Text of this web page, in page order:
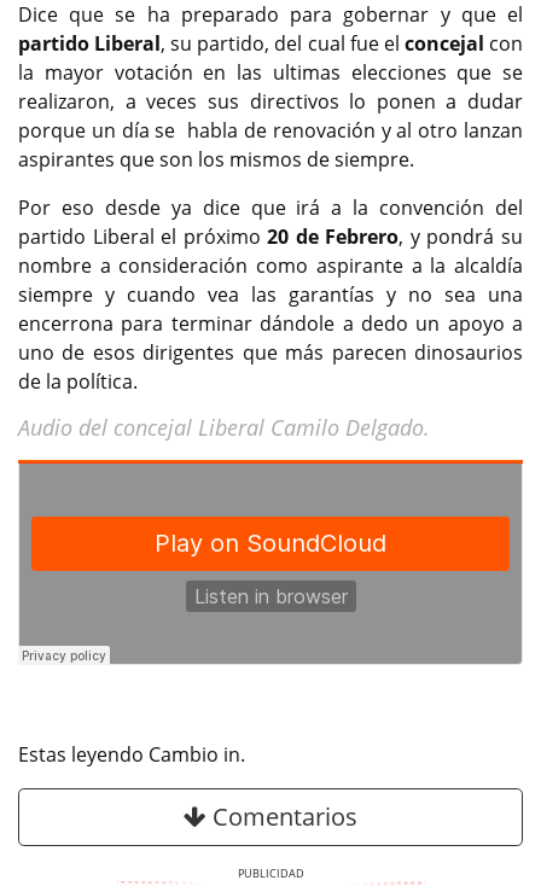
Dice que se ha preparado para gobernar y que el
partido Liberal, su partido, del cual fue el concejal con
la mayor votación en las ultimas elecciones que se
realizaron, a veces sus directivos lo ponen a dudar
porque un día se habla de renovación y al otro lanzan
aspirantes que son los mismos de siempre.
Por eso desde ya dice que irá a la convención del
partido Liberal el próximo20 de Febrero, y pondrá su
nombre a consideración como aspirante a la alcaldía
siempre y cuando vea las garantías y no sea una
encerrona para terminar dándole a dedo un apoyo a
uno de esos dirigentes que más parecen dinosaurios
de la política.
Audio del concejal Liberal Camilo Delgado.
Estas leyendo Cambio in.
Comentarios